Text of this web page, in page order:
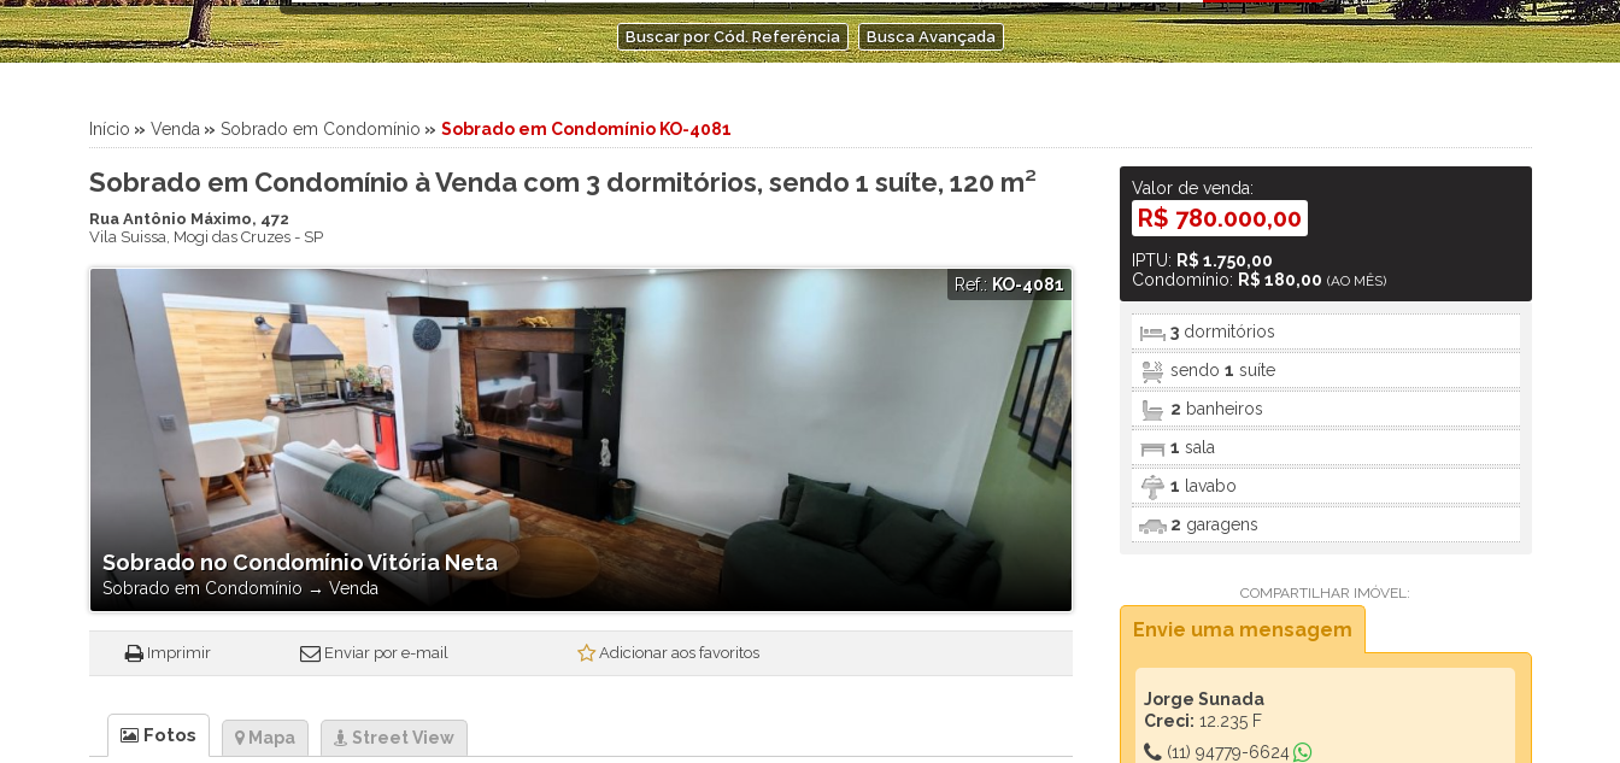
Sítio
Sobrado
Terreno em Condomínio
Condominio Privilege
Condomínio Real Park Vila Oliveira
Eldorado
Flamboyant
Helbor Life Club Patteo Mogilar
Helbor Majestic
Helbor Spazio Club
Helbor Varandas Ipoema
Lumiere Lifetime Home
Matisse
Milenium 1
Milennium II
Milennium III
Mogi Plaza
Morada Mineira
Mosaico da Serra
Mosaico Essence
Mosaico Horizontes
Buscar por Cód. Referência Busca Avançada
Início » Venda » Sobrado em Condomínio » Sobrado em Condomínio KO-4081
Sobrado em Condomínio à Venda com 3 dormitórios, sendo 1 suíte, 120 m²
Rua Antônio Máximo, 472
Vila Suissa, Mogi das Cruzes- SP
Sobrado no Condomínio Vitória Neta
Sobrado em Condomínio → Venda
Ref.: KO-4081
Imprimir Enviar por e-mail Adicionar aos favoritos
Fotos Mapa Street View
Valor de venda:
R$ 780.000,00
IPTU: R$ 1.750,00
Condomínio: R$ 180,00 (AO MÊS)
3 dormitórios
sendo1 suíte
2 banheiros
1 sala
1 lavabo
2 garagens
COMPARTILHAR IMÓVEL:
Envie uma mensagem
Jorge Sunada
Creci: 12.235 F
(11) 94779-6624